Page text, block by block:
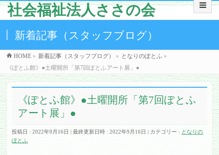
社会福祉法人ささの会
新着記事（スタッフブログ）
HOME » 新着記事（スタッフブログ） » となりのぽとふ »
《ぽとふ館》●土曜開所「第7回ぽとふアート展」●
《ぽとふ館》●土曜開所「第7回ぽとふ
アート展」●
投稿日 : 2022年9月16日 最終更新日時 : 2022年9月16日 カテゴリー : となりの
ぽとふ